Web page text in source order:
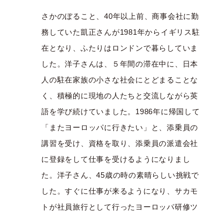
さかのぼること、40年以上前、商事会社に勤
務していた凱正さんが1981年からイギリス駐
在となり、ふたりはロンドンで暮らしていま
した。洋子さんは、５年間の滞在中に、日本
人の駐在家族の小さな社会にとどまることな
く、積極的に現地の人たちと交流しながら英
語を学び続けていました。1986年に帰国して
「またヨーロッパに行きたい」と、添乗員の
講習を受け、資格を取り、添乗員の派遣会社
に登録をして仕事を受けるようになりまし
た。洋子さん、45歳の時の素晴らしい挑戦で
した。すぐに仕事が来るようになり、サカモ
トが社員旅行として行ったヨーロッパ研修ツ